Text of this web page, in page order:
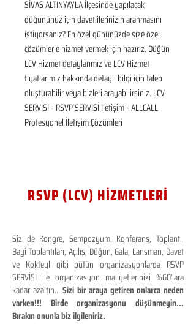
SİVAS ALTINYAYLA İlçesinde yapılacak
düğününüz için davetlilerinizin aranmasını
istiyorsanız? En özel gününüzde size özel
çözümlerle hizmet vermek için hazırız. Düğün
LCV Hizmet detaylarımız ve LCV Hizmet
fiyatlarımız hakkında detaylı bilgi için talep
oluşturabilir veya bizleri arayabilirsiniz. LCV
SERVİSİ - RSVP SERVİSİ İletişim - ALLCALL
Profesyonel İletişim Çözümleri
RSVP (LCV) HİZMETLERİ
Siz de Kongre, Sempozyum, Konferans, Toplantı,
Bayi Toplantıları, Açılış, Düğün, Gala, Lansman, Davet
ve Kokteyl gibi bütün organizasyonlarda RSVP
SERVİSİ ile organizasyon maliyetlerinizi %60'lara
kadar azaltın...Sizi bir araya getiren onlarca neden
varken!!! Birde organizasyonu düşünmeyin...
Bırakın onunla biz ilgileniriz.